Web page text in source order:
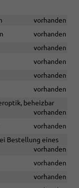
vorhanden
vorhanden
vorhanden
vorhanden
vorhanden
vorhanden
beheizbar
vorhanden
vorhanden
Bestellung eines
vorhanden
vorhanden
vorhanden